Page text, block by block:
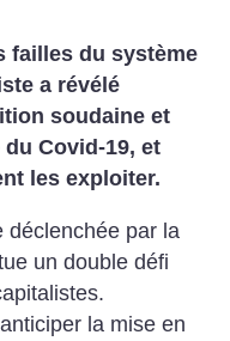
failles du système
a révélé
soudaine et
du Covid-19, et
les exploiter.
déclenchée par la
un double défi
la mise en